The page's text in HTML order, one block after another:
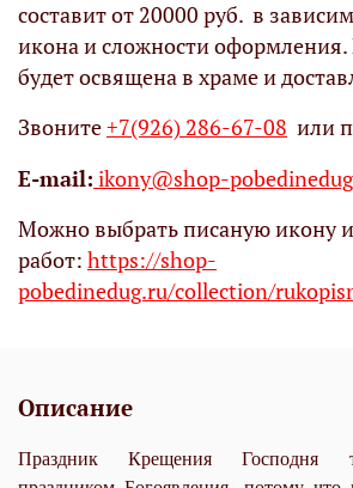
составит от 20000 руб. в
икона и сложности
будет освящена в храме и
Звоните+7(926) 286-67-08 или
Е-mail: ikony@shop-
Можно выбрать писаную икону
работ: https://shop-
pobedinedug.ru/collection/
Описание
Праздник Крещения Господня